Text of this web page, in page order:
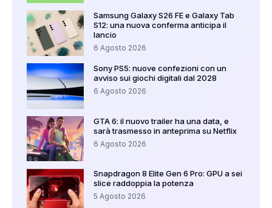
Samsung Galaxy S26 FE e Galaxy Tab
S12: una nuova conferma anticipa il
lancio
6 Agosto 2026
Sony PS5: nuove confezioni con un
avviso sui giochi digitali dal 2028
6 Agosto 2026
GTA 6: il nuovo trailer ha una data, e
sarà trasmesso in anteprima su Netflix
6 Agosto 2026
Snapdragon 8 Elite Gen 6 Pro: GPU a sei
slice raddoppia la potenza
5 Agosto 2026